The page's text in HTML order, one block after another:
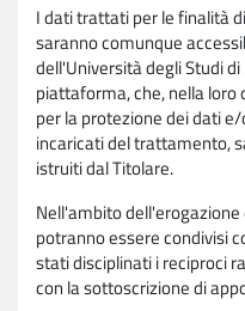
I dati trattati per le finalità
saranno comunque
dell'Università degli Studi
piattaforma, che, nella
per la protezione dei dati
incaricati del trattamento,
istruiti dal Titolare.
Nell'ambito
potranno essere condivisi
stati disciplinati i reciproci
con la sottoscrizione di